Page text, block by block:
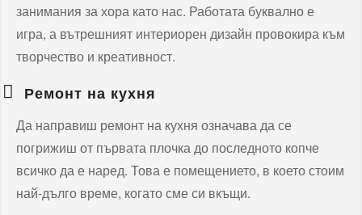
занимания за хора като нас. Работата буквално е
игра, а вътрешният интериорен дизайн провокира към
творчество и креативност.
Ремонт на кухня
Да направиш ремонт на кухня означава да се
погрижиш от първата плочка до последното копче
всичко да е наред. Това е помещението, в което стоим
най-дълго време, когато сме си вкъщи.